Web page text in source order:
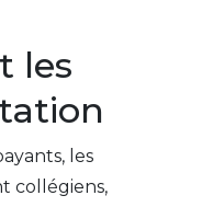
les
les
collégiens,